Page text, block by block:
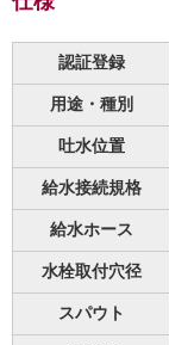
認証登録
用途・種別
吐水位置
給水接続規格
給水ホース
水栓取付穴径
スパウト